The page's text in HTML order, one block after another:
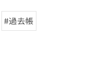
#過去帳